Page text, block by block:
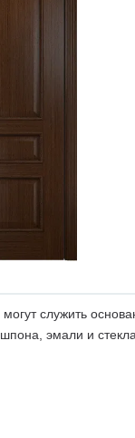
служить
эмали и